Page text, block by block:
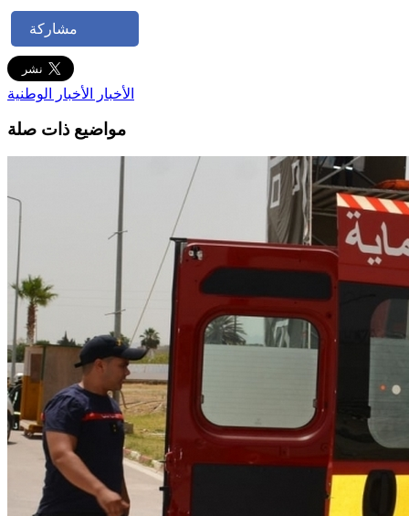
مشاركة
الأخبار الأخبار الوطنية
مواضيع ذات صلة